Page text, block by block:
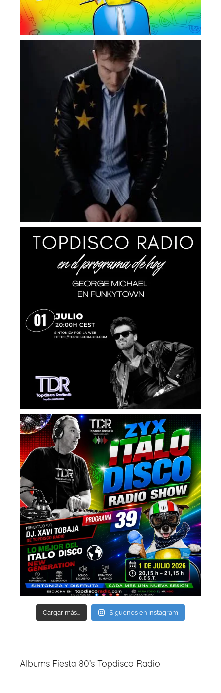
Cargar más... Síguenos en Instagram
Albums Fiesta 80’s Topdisco Radio